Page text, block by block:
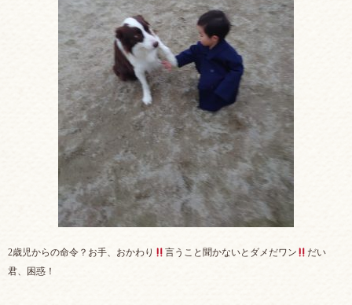
2歳児からの命令？お手、おかわり 言うこと聞かないとダメだワン
だい
君、困惑！